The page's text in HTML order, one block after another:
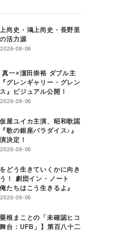
尚史・鴻上尚史・長野里
活力源
2026-08-06
真一×濵田崇裕 ダブル主
グレンギャリー・グレン
』ビジュアル公開！
2026-08-06
屋ユイカ主演、昭和歌謡
歌の銀座パラダイス♪』
演決定！
2026-08-06
どう生きていくかに向き
！ 劇団イン・ノート
俺たちはこう生きるよ』
2026-08-06
粟根まことの「未確認ヒコ
台：UFB」】第百八十二